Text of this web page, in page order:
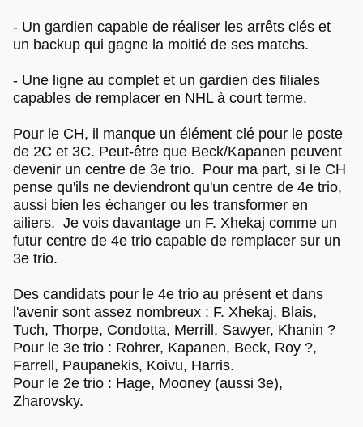
- Un gardien capable de réaliser les arrêts clés et
un backup qui gagne la moitié de ses matchs.
- Une ligne au complet et un gardien des filiales
capables de remplacer en NHL à court terme.
Pour le CH, il manque un élément clé pour le poste
de 2C et 3C. Peut-être que Beck/Kapanen peuvent
devenir un centre de 3e trio. Pour ma part, si le CH
pense qu'ils ne deviendront qu'un centre de 4e trio,
aussi bien les échanger ou les transformer en
ailiers. Je vois davantage un F. Xhekaj comme un
futur centre de 4e trio capable de remplacer sur un
3e trio.
Des candidats pour le 4e trio au présent et dans
l'avenir sont assez nombreux : F. Xhekaj, Blais,
Tuch, Thorpe, Condotta, Merrill, Sawyer, Khanin ?
Pour le 3e trio : Rohrer, Kapanen, Beck, Roy ?,
Farrell, Paupanekis, Koivu, Harris.
Pour le 2e trio : Hage, Mooney (aussi 3e),
Zharovsky.